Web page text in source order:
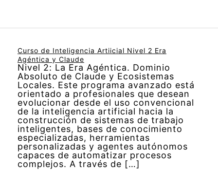
Curso de Inteligencia Artiicial Nivel 2 Era
Agéntica y Claude
Nivel 2: La Era Agéntica. Dominio
Absoluto de Claude y Ecosistemas
Locales. Este programa avanzado está
orientado a profesionales que desean
evolucionar desde el uso convencional
de la inteligencia artificial hacia la
construcción de sistemas de trabajo
inteligentes, bases de conocimiento
especializadas, herramientas
personalizadas y agentes autónomos
capaces de automatizar procesos
complejos. A través de […]